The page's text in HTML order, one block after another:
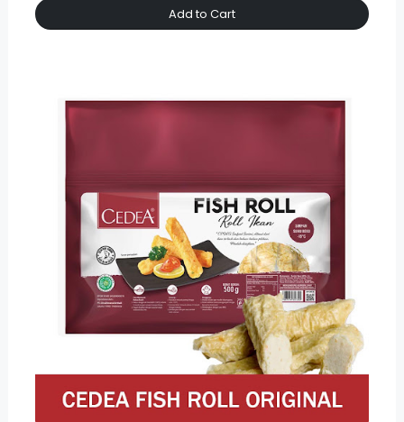
Add to Cart